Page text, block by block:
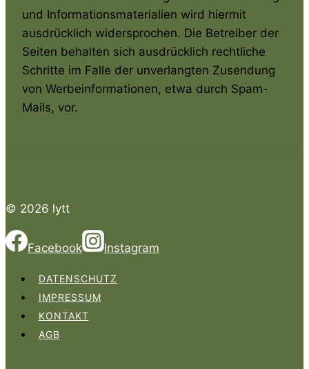
und Informationsmaterialien wird hiermit
ausdrücklich widersprochen. Die Betreiber der
Seiten behalten sich ausdrücklich rechtliche
Schritte im Falle der unverlangten Zusendung
von Werbeinformationen, etwa durch Spam-
Mails, vor.
© 2026 lytt
Facebook Instagram
DATENSCHUTZ
IMPRESSUM
KONTAKT
AGB